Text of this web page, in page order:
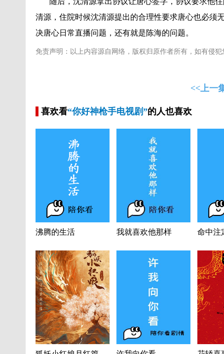
清源，住院时候沈清源提出的合理性要求唐心也必须
决唐心日常直播问题，还有就是陈海的问题。
免责声明：以上内容源自网络，版权归原作者所有，如有侵
<<上一
喜欢看“你好神枪手电视剧”的人也喜欢
沸腾的生活 我就喜欢他那样 命中注